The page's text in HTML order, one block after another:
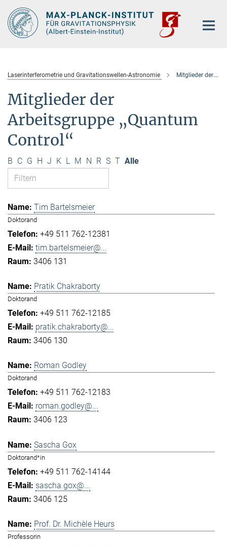
Hauptinhalt
Laserinterferometrie und Gravitationswellen-Astronomie Mitglieder der Arbeitsgruppe „Quantum Control“
Mitglieder der
Arbeitsgruppe „Quantum
Control“
B C G H J K L M N R S T Alle
Tim Bartelsmeier
Doktorand
+49 511 762-12381
tim.bartelsmeier@...
3406 131
Pratik Chakraborty
Doktorand
+49 511 762-12185
pratik.chakraborty@...
3406 130
Roman Godley
Doktorand
+49 511 762-12183
roman.godley@...
3406 123
Sascha Gox
Doktorand*in
+49 511 762-14144
sascha.gox@...
3406 125
Prof. Dr. Michèle Heurs
Professorin